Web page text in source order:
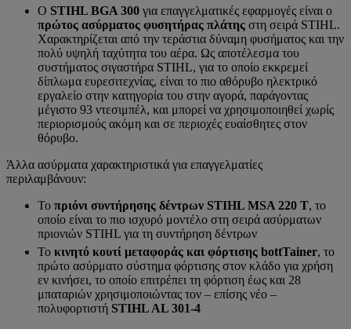
Ο STIHL BGA 300 για επαγγελματικές εφαρμογές είναι ο
πρώτος ασύρματος φυσητήρας πλάτης στη σειρά STIHL.
Χαρακτηρίζεται από την τεράστια δύναμη φυσήματος και την
πολύ υψηλή ταχύτητα του αέρα. Ως αποτέλεσμα του
συστήματος σιγαστήρα STIHL, για το οποίο εκκρεμεί
δίπλωμα ευρεσιτεχνίας, είναι το πιο αθόρυβο ηλεκτρικό
εργαλείο στην κατηγορία του στην αγορά, παράγοντας
μέγιστο 93 ντεσιμπέλ, και μπορεί να χρησιμοποιηθεί χωρίς
περιορισμούς ακόμη και σε περιοχές ευαίσθητες στον
θόρυβο.
Άλλα ασύρματα χαρακτηριστικά για επαγγελματίες
περιλαμβάνουν:
Το πριόνι συντήρησης δέντρων STIHL MSA 220 T, το
οποίο είναι το πιο ισχυρό μοντέλο στη σειρά ασύρματων
πριονιών STIHL για τη συντήρηση δέντρων
Το κινητό κουτί μεταφοράς και φόρτισης bottTainer, το
πρώτο ασύρματο σύστημα φόρτισης στον κλάδο για χρήση
εν κινήσει, το οποίο επιτρέπει τη φόρτιση έως και 28
μπαταριών χρησιμοποιώντας τον – επίσης νέο –
πολυφορτιστή STIHL AL 301-4